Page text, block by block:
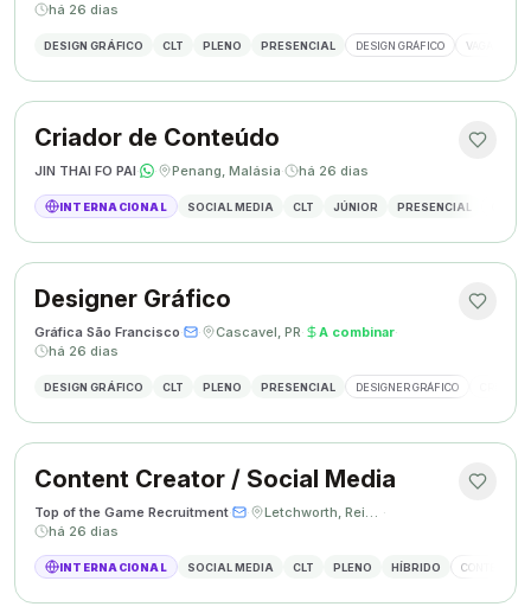
há 26 dias
DESIGN GRÁFICO CLT PLENO PRESENCIAL DESIGN GRÁFICO VAGA
Criador de Conteúdo
JIN THAI FO PAI· · Penang, Malásia· há 26 dias
INTERNACIONAL SOCIAL MEDIA CLT JÚNIOR PRESENCIAL
Designer Gráfico
Gráfica São Francisco· · Cascavel, PR· A combinar·
há 26 dias
DESIGN GRÁFICO CLT PLENO PRESENCIAL DESIGNER GRÁFICO
Content Creator / Social Media
Top of the Game Recruitment· · Letchworth, Reino Unido ·
há 26 dias
INTERNACIONAL SOCIAL MEDIA CLT PLENO HÍBRIDO CONTENT